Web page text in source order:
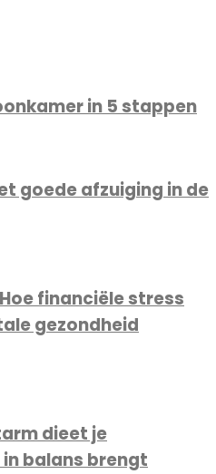
in 5 stappen
goede afzuiging in de
financiële stress
gezondheid
dieet je
balans brengt